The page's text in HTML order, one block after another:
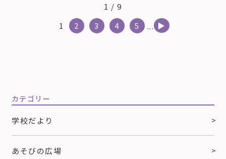
カテゴリー
学校だより
あそびの広場
1 / 9
1
2 3 4 5 ... ▶︎